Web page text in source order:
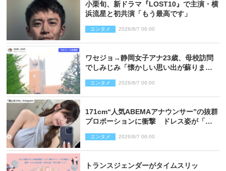
小栗旬、新ドラマ『LOST10』で主演・横
浜流星と初共演「もう最高です」
エンタメ 2026/8/7 06:00
ワセジョ→静岡女子アナ23歳、母校訪問
でしみじみ「懐かしい思い出が蘇りまし
エンタメ 2026/8/7 06:00
171cm“人気ABEMAアナウンサー”の抜群
プロポーションに衝撃 ドレス姿が「美
エンタメ 2026/8/7 06:00
トランスジェンダーがタイムスリッ